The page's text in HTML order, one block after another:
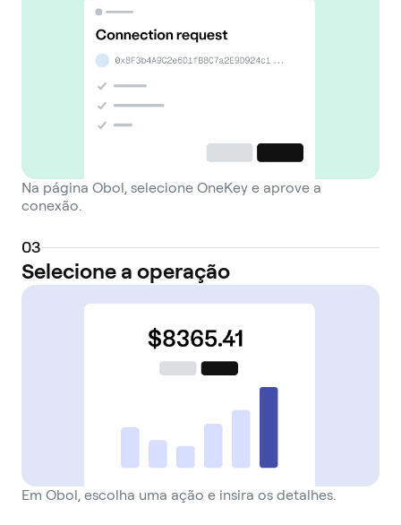
Na página Obol, selecione OneKey e aprove a
conexão.
03
Selecione a operação
Em Obol, escolha uma ação e insira os detalhes.